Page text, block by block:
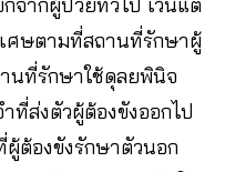
จากผู้ป่วยทั่วไป เว้นแต่
ศษตามที่สถานที่รักษาผู้
านที่รักษาใช้ดุลยพินิจ
ที่ส่งตัวผู้ต้องขังออกไป
ต้องขังรักษาตัวนอก